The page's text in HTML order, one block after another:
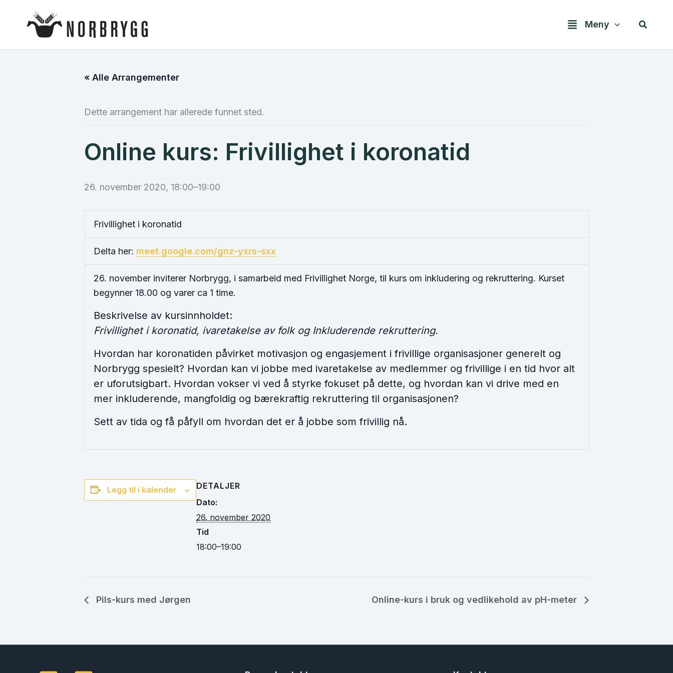
Meny Søk
« Alle Arrangementer
Dette arrangement har allerede funnet sted.
Online kurs: Frivillighet i koronatid
26. november 2020, 18:00–19:00
Frivillighet i koronatid
Delta her: meet.google.com/gnz-yxrs-sxx
26. november inviterer Norbrygg, i samarbeid med Frivillighet Norge, til kurs om inkludering og rekruttering. Kurset
begynner 18.00 og varer ca 1 time.
Beskrivelse av kursinnholdet:
Frivillighet i koronatid, ivaretakelse av folk og Inkluderende rekruttering.
Hvordan har koronatiden påvirket motivasjon og engasjement i frivillige organisasjoner generelt og
Norbrygg spesielt? Hvordan kan vi jobbe med ivaretakelse av medlemmer og frivillige i en tid hvor alt
er uforutsigbart. Hvordan vokser vi ved å styrke fokuset på dette, og hvordan kan vi drive med en
mer inkluderende, mangfoldig og bærekraftig rekruttering til organisasjonen?
Sett av tida og få påfyll om hvordan det er å jobbe som frivillig nå.
Legg til i kalender
DETALJER
Dato:
26. november 2020
Tid
18:00–19:00
Pils-kurs med Jørgen Online-kurs i bruk og vedlikehold av pH-meter